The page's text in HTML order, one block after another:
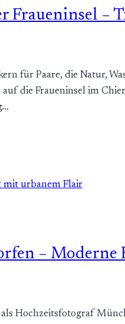
Fraueninsel –
für Paare, die Natur,
die Fraueninsel im
– Moderne
Hochzeitsfotograf